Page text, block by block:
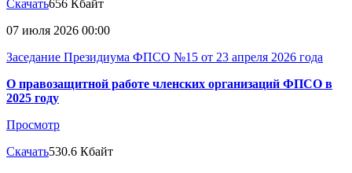
Скачать656 Кбайт
07 июля 2026 00:00
Заседание Президиума ФПСО №15 от 23 апреля 2026 года
О правозащитной работе членских организаций ФПСО в
2025 году
Просмотр
Скачать530.6 Кбайт